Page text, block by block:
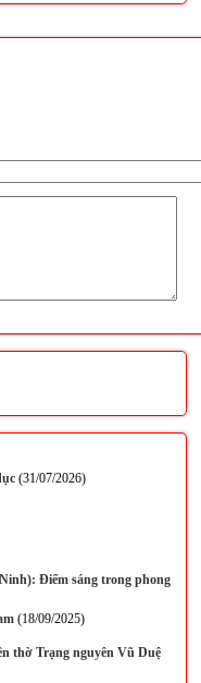
(31/07/2026)
Điểm sáng trong phong
(18/09/2025)
thờ Trạng nguyên Vũ Duệ